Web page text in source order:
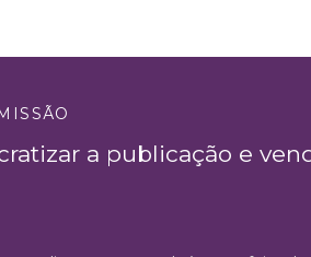
a publicação e